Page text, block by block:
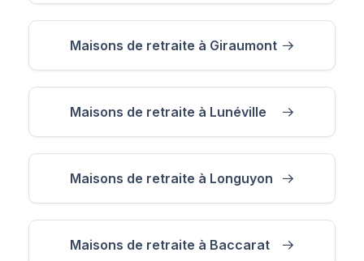
Maisons de retraite à Giraumont
Maisons de retraite à Lunéville
Maisons de retraite à Longuyon
Maisons de retraite à Baccarat